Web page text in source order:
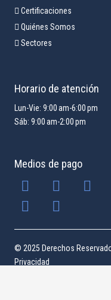
Certificaciones
Quiénes Somos
Sectores
Horario de atención
Lun-Vie: 9:00 am-6:00 pm
Sáb: 9:00 am-2:00 pm
Medios de pago
© 2025 Derechos
Privacidad